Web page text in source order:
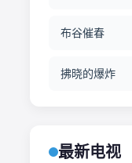
布谷催春
拂晓的爆炸
最新电视